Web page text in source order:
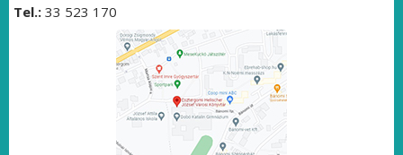
Tel.: 33 523 170